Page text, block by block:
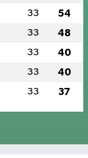
33 54
33 48
33 40
33 40
33 37